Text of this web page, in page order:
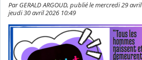
Par GERALD ARGOUD, publié le mercredi 29
jeudi 30 avril 2026 10:49